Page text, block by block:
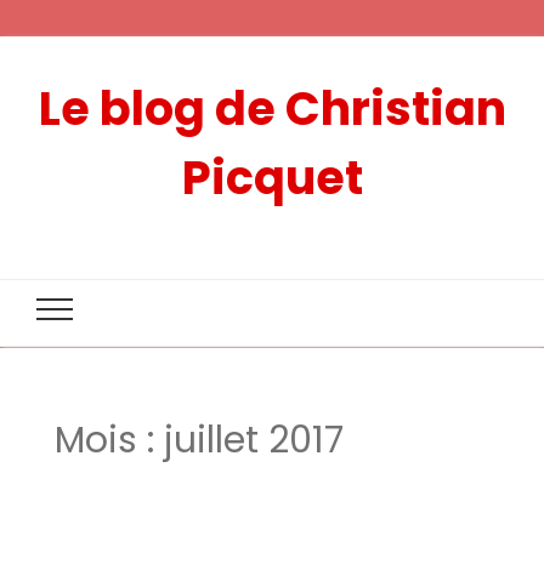
Le blog de Christian
Picquet
Mois : juillet 2017